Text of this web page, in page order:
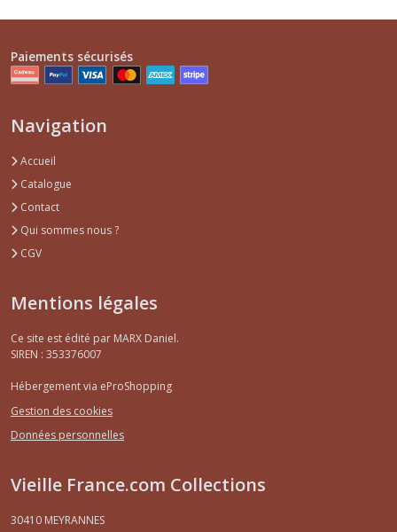
Paiements sécurisés
Navigation
Accueil
Catalogue
Contact
Qui sommes nous ?
CGV
Mentions légales
Ce site est édité par MARX Daniel.
SIREN : 353376007
Hébergement via eProShopping
Gestion des cookies
Données personnelles
Vieille France.com Collections
30410 MEYRANNES